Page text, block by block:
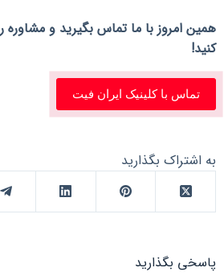
همین امروز با ما تماس بگیرید و مشاوره
کنید!
تماس با کلینیک ایران فیت
به اشتراک بگذارید
پاسخی بگذارید